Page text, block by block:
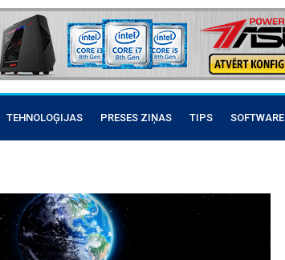
TEHNOLOĢIJAS PRESES ZIŅAS TIPS SOFTWARE